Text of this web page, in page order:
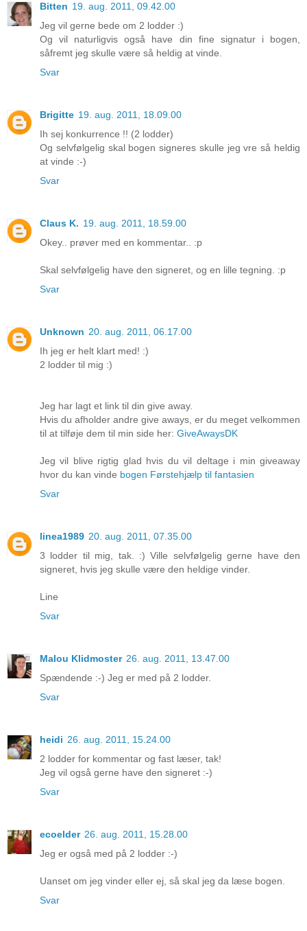
Bitten 19. aug. 2011, 09.42.00
Jeg vil gerne bede om 2 lodder :)
Og vil naturligvis også have din fine signatur i bogen,
såfremt jeg skulle være så heldig at vinde.
Svar
Brigitte 19. aug. 2011, 18.09.00
Ih sej konkurrence !! (2 lodder)
Og selvfølgelig skal bogen signeres skulle jeg vre så heldig
at vinde :-)
Svar
Claus K. 19. aug. 2011, 18.59.00
Okey.. prøver med en kommentar.. :p
Skal selvfølgelig have den signeret, og en lille tegning. :p
Svar
Unknown 20. aug. 2011, 06.17.00
Ih jeg er helt klart med! :)
2 lodder til mig :)
Jeg har lagt et link til din give away.
Hvis du afholder andre give aways, er du meget velkommen
til at tilføje dem til min side her: GiveAwaysDK
Jeg vil blive rigtig glad hvis du vil deltage i min giveaway
hvor du kan vinde bogen Førstehjælp til fantasien
Svar
linea1989 20. aug. 2011, 07.35.00
3 lodder til mig, tak. :) Ville selvfølgelig gerne have den
signeret, hvis jeg skulle være den heldige vinder.
Line
Svar
Malou Klidmoster 26. aug. 2011, 13.47.00
Spændende :-) Jeg er med på 2 lodder.
Svar
heidi 26. aug. 2011, 15.24.00
2 lodder for kommentar og fast læser, tak!
Jeg vil også gerne have den signeret :-)
Svar
ecoelder 26. aug. 2011, 15.28.00
Jeg er også med på 2 lodder :-)
Uanset om jeg vinder eller ej, så skal jeg da læse bogen.
Svar